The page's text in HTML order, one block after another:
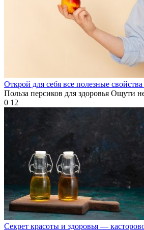
Открой для себя все полезные
Польза персиков для здоровья Ощути
0 12
Секрет красоты и здоровья —